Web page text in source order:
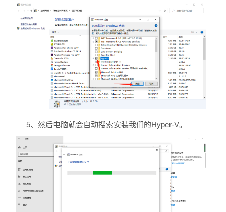
5、然后电脑就会自动搜索安装我们的Hyper-V。